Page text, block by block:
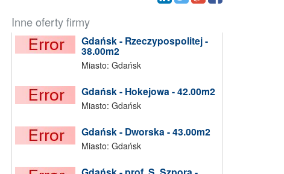
Inne oferty firmy
Gdańsk - Rzeczypospolitej -
38.00m2
Miasto: Gdańsk
Gdańsk - Hokejowa - 42.00m2
Miasto: Gdańsk
Gdańsk - Dworska - 43.00m2
Miasto: Gdańsk